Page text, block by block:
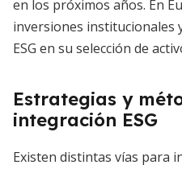
en los próximos años. En
inversiones institucionales
ESG en su selección de
Estrategias y
integración ESG
Existen distintas vías para